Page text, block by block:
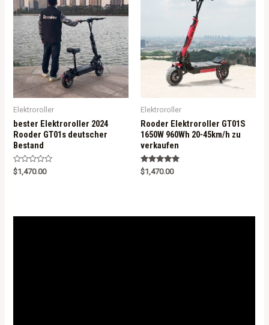
o
f
Elektroroller
bester Elektroroller 2024
Rooder GT01s deutscher
Bestand
R
a
$1,470.00
Elektroroller
Rooder Elektroroller GT01S
1650W 960Wh 20-45km/h zu
verkaufen
Rated
5.00
$1,470.00